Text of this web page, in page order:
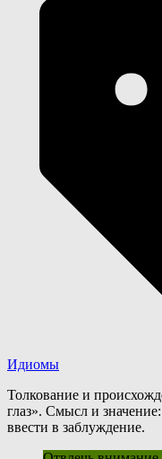
Идиомы
Толкование и
глаз». Смысл и
ввести в заблуждение.